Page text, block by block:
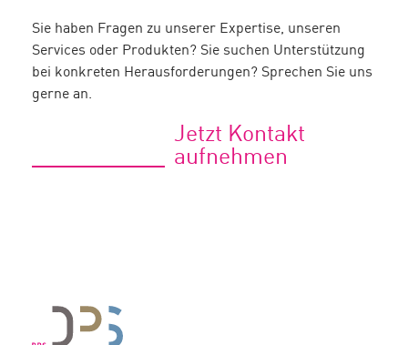
Sie haben Fragen zu unserer Expertise, unseren
Services oder Produkten? Sie suchen Unterstützung
bei konkreten Herausforderungen? Sprechen Sie uns
gerne an.
Jetzt Kontakt
aufnehmen